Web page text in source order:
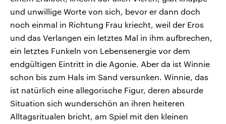
und unwillige Worte von sich, bevor er dann doch
noch einmal in Richtung Frau kriecht, weil der Eros
und das Verlangen ein letztes Mal in ihm aufbrechen,
ein letztes Funkeln von Lebensenergie vor dem
endgültigen Eintritt in die Agonie. Aber da ist Winnie
schon bis zum Hals im Sand versunken. Winnie, das
ist natürlich eine allegorische Figur, deren absurde
Situation sich wunderschön an ihren heiteren
Alltagsritualen bricht, am Spiel mit den kleinen